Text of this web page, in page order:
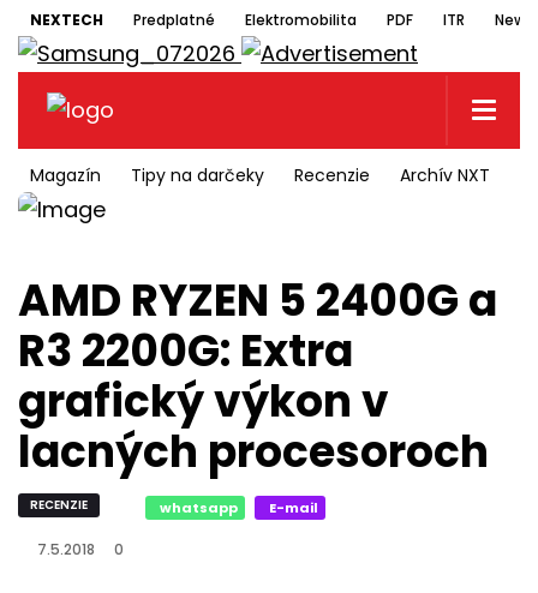
NEXTECH Predplatné Elektromobilita PDF ITR
Magazín Tipy na darčeky Recenzie Archív NXT
AMD RYZEN 5 2400G a
R3 2200G: Extra
grafický výkon v
lacných procesoroch
RECENZIE whatsapp E-mail
7.5.2018 0